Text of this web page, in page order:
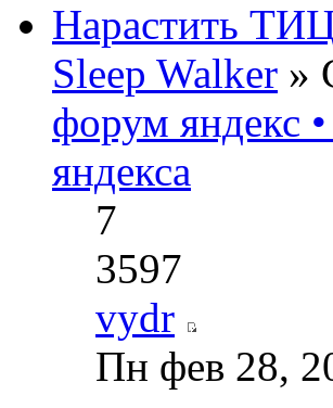
Нарастить
Sleep Walker »
форум яндекс
яндекса
7
3597
vydr
Пн фев 28,